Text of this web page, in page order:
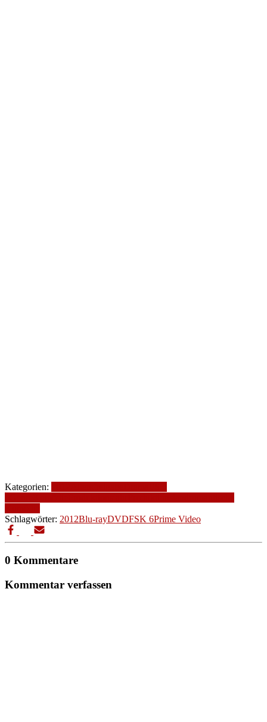
Kategorien:
Schlagwörter: 2012Blu-rayDVDFSK 6Prime Video
0 Kommentare
Kommentar verfassen